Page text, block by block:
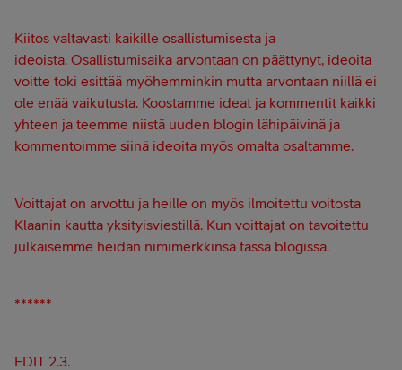
Kiitos valtavasti kaikille osallistumisesta ja
ideoista. Osallistumisaika arvontaan on päättynyt, ideoita
voitte toki esittää myöhemminkin mutta arvontaan niillä ei
ole enää vaikutusta. Koostamme ideat ja kommentit kaikki
yhteen ja teemme niistä uuden blogin lähipäivinä ja
kommentoimme siinä ideoita myös omalta osaltamme.
Voittajat on arvottu ja heille on myös ilmoitettu voitosta
Klaanin kautta yksityisviestillä. Kun voittajat on tavoitettu
julkaisemme heidän nimimerkkinsä tässä blogissa.
******
EDIT 2.3.